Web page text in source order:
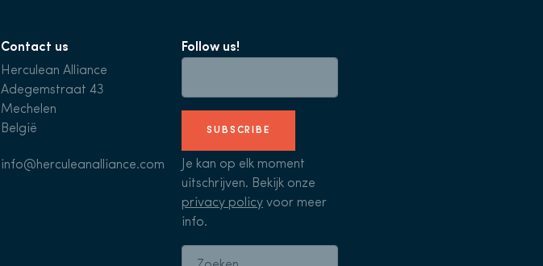
Contact us
Herculean Alliance
Adegemstraat 43
Mechelen
België
info@herculeanalliance.com
Follow us!
SUBSCRIBE
Je kan op elk moment
uitschrijven. Bekijk onze
privacy policy voor meer
info.